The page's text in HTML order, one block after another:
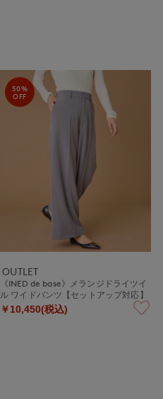
50%
OFF
OUTLET
《INED de base》メランジドライツイ
ル ワイドパンツ【セットアップ対応】
￥10,450(税込)